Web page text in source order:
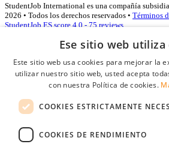
StudentJob International es una compañía
2026 • Todos los derechos reservados • Términos
StudentJob ES score 4.0 - 75 reviews
Acceso empresas
Contraseña
Recordarme
Ese sitio web utiliza
Este sitio web usa cookies para mejorar la
utilizar nuestro sitio web, usted acepta
con nuestra Política de cookies.
COOKIES ESTRICTAMENTE
COOKIES DE RENDIMIENTO